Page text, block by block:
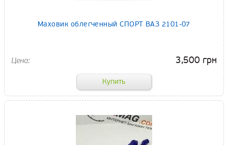
Маховик облегченный СПОРТ ВАЗ 2101-07
3,500 грн